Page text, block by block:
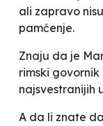
ali zapravo
pamćenje.
Znaju da je
rimski
najsvestranijih
A da li znate